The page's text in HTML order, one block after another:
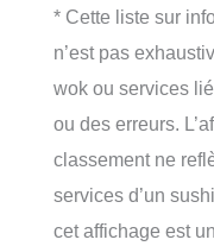
* Cette liste sur
n’est pas
wok ou services
ou des erreurs.
classement ne
services d’un
cet affichage est